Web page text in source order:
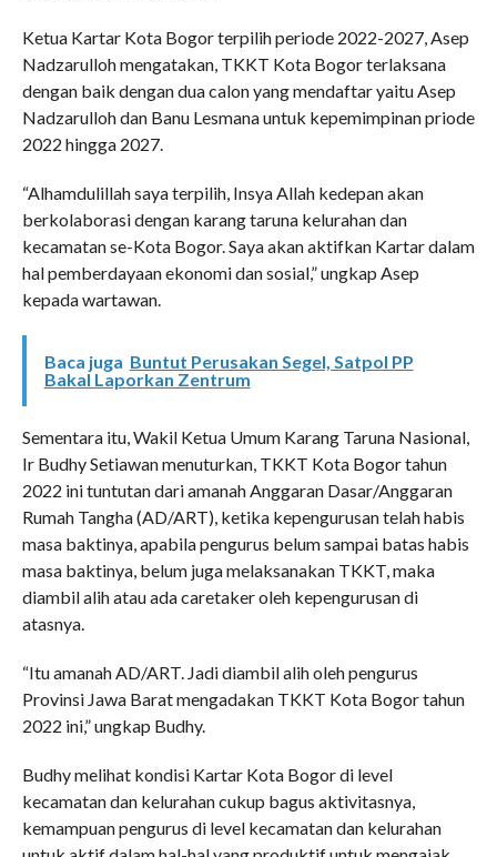
Ketua Kartar Kota Bogor terpilih periode 2022-2027, Asep
Nadzarulloh mengatakan, TKKT Kota Bogor terlaksana
dengan baik dengan dua calon yang mendaftar yaitu Asep
Nadzarulloh dan Banu Lesmana untuk kepemimpinan priode
2022 hingga 2027.
“Alhamdulillah saya terpilih, Insya Allah kedepan akan
berkolaborasi dengan karang taruna kelurahan dan
kecamatan se-Kota Bogor. Saya akan aktifkan Kartar dalam
hal pemberdayaan ekonomi dan sosial,” ungkap Asep
kepada wartawan.
Baca juga Buntut Perusakan Segel, Satpol PP
Bakal Laporkan Zentrum
Sementara itu, Wakil Ketua Umum Karang Taruna Nasional,
Ir Budhy Setiawan menuturkan, TKKT Kota Bogor tahun
2022 ini tuntutan dari amanah Anggaran Dasar/Anggaran
Rumah Tangha (AD/ART), ketika kepengurusan telah habis
masa baktinya, apabila pengurus belum sampai batas habis
masa baktinya, belum juga melaksanakan TKKT, maka
diambil alih atau ada caretaker oleh kepengurusan di
atasnya.
“Itu amanah AD/ART. Jadi diambil alih oleh pengurus
Provinsi Jawa Barat mengadakan TKKT Kota Bogor tahun
2022 ini,” ungkap Budhy.
Budhy melihat kondisi Kartar Kota Bogor di level
kecamatan dan kelurahan cukup bagus aktivitasnya,
kemampuan pengurus di level kecamatan dan kelurahan